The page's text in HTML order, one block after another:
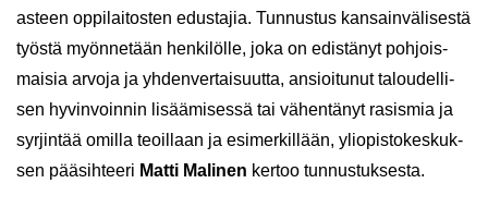
asteen op­pi­lai­tos­ten edus­ta­jia. Tun­nus­tus kan­sain­vä­li­ses­tä
työs­tä myön­ne­tään hen­ki­löl­le, joka on edis­tä­nyt poh­jois­
mai­sia ar­vo­ja ja yh­den­ver­tai­suut­ta, an­sioi­tu­nut ta­lou­del­li­
sen hy­vin­voin­nin li­sää­mi­ses­sä tai vä­hen­tä­nyt ra­sis­mia ja
syr­jin­tää omil­la teoil­laan ja esi­mer­kil­lään, yli­opis­to­kes­kuk­
sen pää­sih­tee­ri Matti Ma­li­nen ker­too tun­nus­tuk­ses­ta.